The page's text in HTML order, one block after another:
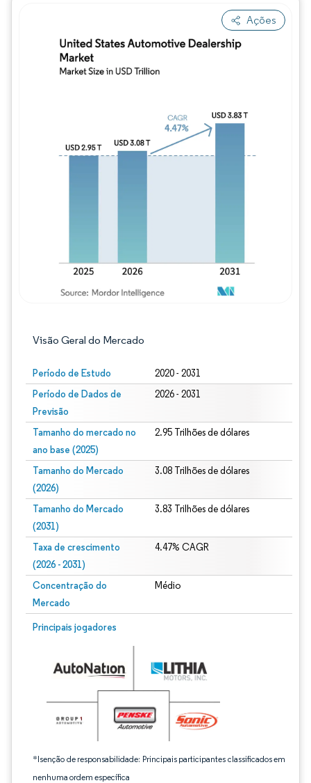
Ações
Visão Geral do Mercado
Período de Estudo 2020 - 2031
Período de Dados de
Previsão
2026 - 2031
Tamanho do mercado no
ano base (2025)
2.95 Trilhões de dólares
Tamanho do Mercado
(2026)
3.08 Trilhões de dólares
Tamanho do Mercado
(2031)
3.83 Trilhões de dólares
Taxa de crescimento
(2026 - 2031)
4.47% CAGR
Concentração do
Mercado
Médio
Principais jogadores
*Isenção de responsabilidade: Principais participantes classificados em
nenhuma ordem específica
Imagem © Mordor Intelligence. O reuso requer atribuição conforme CC BY 4.0.